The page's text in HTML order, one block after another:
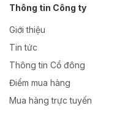
Thông tin Công ty
Giới thiệu
Tin tức
Thông tin Cổ đông
Điểm mua hàng
Mua hàng trực tuyến